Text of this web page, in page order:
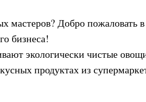
мастеров? Добро пожаловать в
бизнеса!
экологически чистые
продуктах из